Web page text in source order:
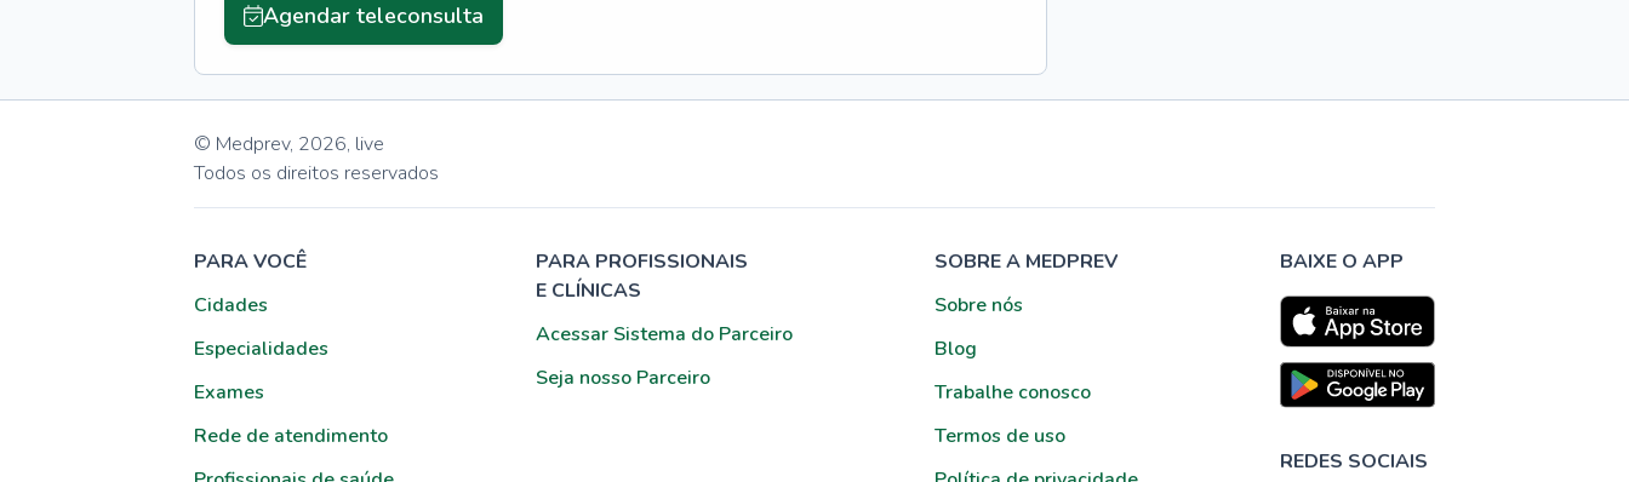
Agendar teleconsulta
© Medprev, 2026, live
Todos os direitos reservados
PARA VOCÊ
Cidades
Especialidades
Exames
Rede de atendimento
PARA PROFISSIONAIS
E CLÍNICAS
Acessar Sistema do Parceiro
Seja nosso Parceiro
SOBRE A MEDPREV
Sobre nós
Blog
Trabalhe conosco
Termos de uso
BAIXE O APP
REDES SOCIAIS